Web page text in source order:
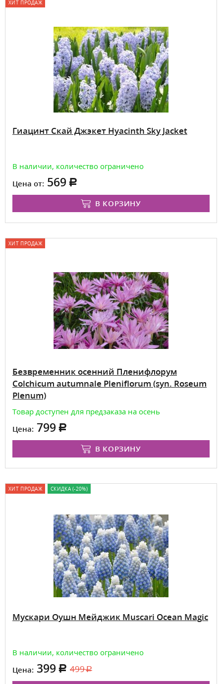
ХИТ ПРОДАЖ
Гиацинт Скай Джэкет Hyacinth Sky Jacket
В наличии, количество ограничено
Цена от: 569
В КОРЗИНУ
ХИТ ПРОДАЖ
Безвременник осенний Пленифлорум
Colchicum autumnale Pleniflorum (syn. Roseum
Plenum)
Товар доступен для предзаказа на осень
Цена: 799
В КОРЗИНУ
ХИТ ПРОДАЖ СКИДКА (-20%)
Мускари Оушн Мейджик Muscari Ocean Magic
В наличии, количество ограничено
Цена: 399 499